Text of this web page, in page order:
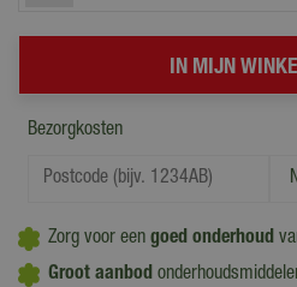
Bezorgkosten
Zorg voor een goed onderhoud
Groot aanbod